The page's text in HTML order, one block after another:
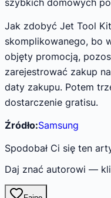
szybkich domowych
Jak zdobyć Jet Tool
skomplikowanego, bo
objęty promocją,
zarejestrować zakup
daty zakupu. Potem
dostarczenie gratisu.
Źródło:Samsung
Spodobał Ci się ten
Daj znać autorowi —